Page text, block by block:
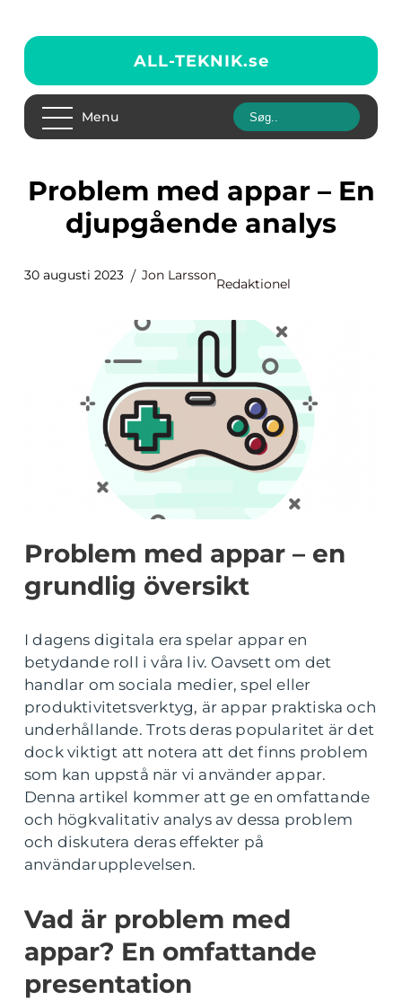
ALL-TEKNIK.se
Menu
Problem med appar – En
djupgående analys
30 augusti 2023 Jon Larsson
Redaktionel
Problem med appar – en
grundlig översikt
I dagens digitala era spelar appar en
betydande roll i våra liv. Oavsett om det
handlar om sociala medier, spel eller
produktivitetsverktyg, är appar praktiska och
underhållande. Trots deras popularitet är det
dock viktigt att notera att det finns problem
som kan uppstå när vi använder appar.
Denna artikel kommer att ge en omfattande
och högkvalitativ analys av dessa problem
och diskutera deras effekter på
användarupplevelsen.
Vad är problem med
appar? En omfattande
presentation